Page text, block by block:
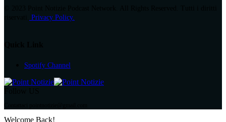
Privacy Policy.
Spotify Channel
Welcome Back!